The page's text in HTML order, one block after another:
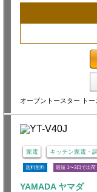
オーブントースター ト
家電 キッチン家電・
送料無料 最短 1〜3日で出荷
YAMADA ヤマダ